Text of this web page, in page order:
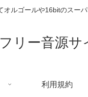
オルゴールや16bitのスー
フリー音源
利用規約